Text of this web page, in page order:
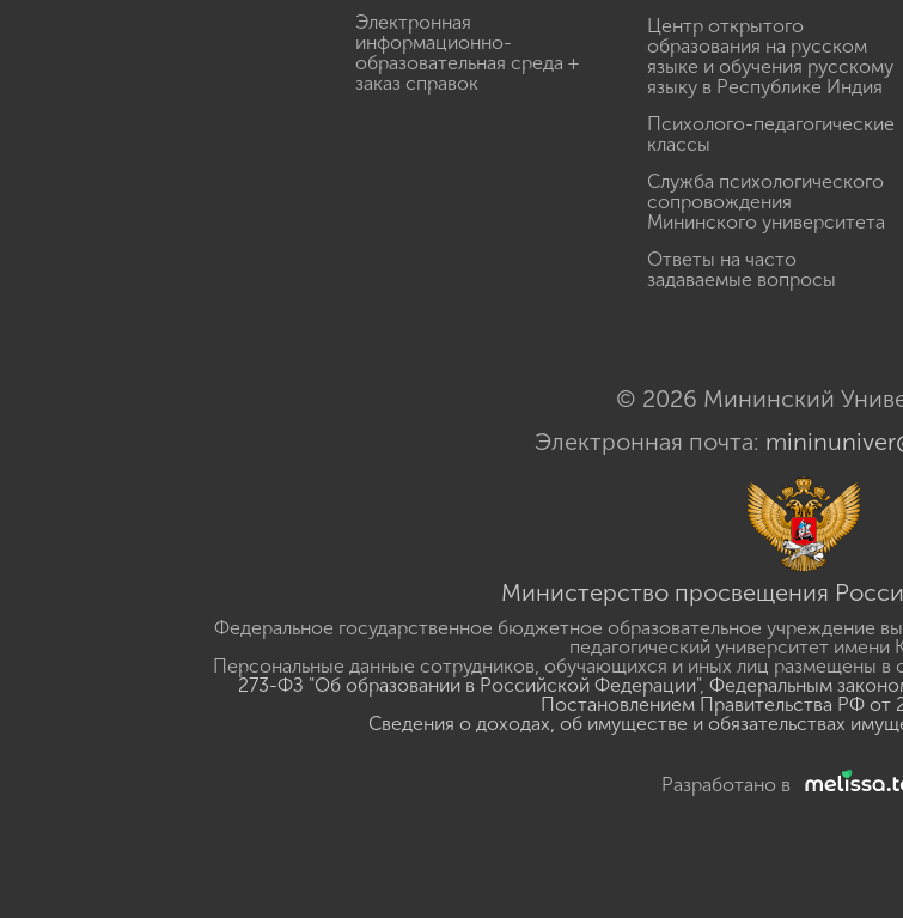
Электронная
информационно-
образовательная среда +
заказ справок
Центр открытого
образования на русском
языке и обучения русскому
языку в Республике Индия
Психолого-педагогические
классы
Служба психологического
сопровождения
Мининского университета
Ответы на часто
задаваемые вопросы
© 2026 Мининский
Электронная почта:
Министерство просвещения
Федеральное государственное бюджетное образовательное учреждение
педагогический университет имени
Персональные данные сотрудников, обучающихся и иных лиц размещены в
273-ФЗ "Об образовании в Российской Федерации", Федеральным
Постановлением Правительства РФ
Сведения о доходах, об имуществе и обязательствах
Разработано в